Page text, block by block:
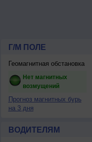
Г/М ПОЛЕ
Геомагнитная обстановка
Нет магнитных
возмущений
Прогноз магнитных бурь
на 3 дня
ВОДИТЕЛЯМ